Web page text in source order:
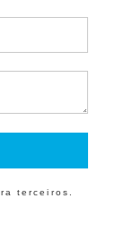
terceiros.